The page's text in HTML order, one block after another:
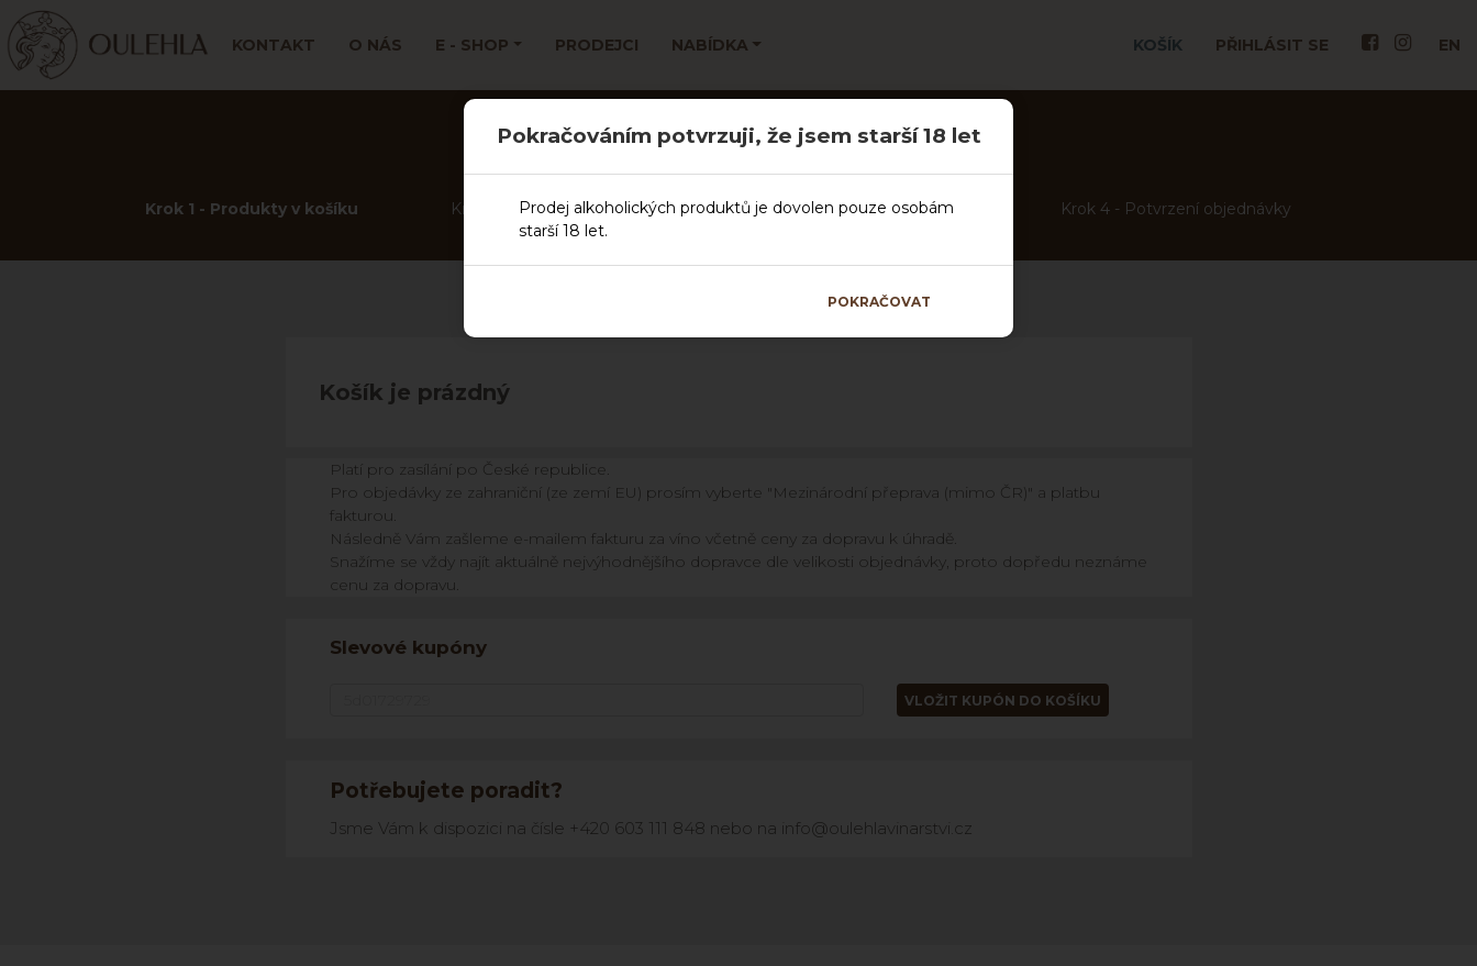
KONTAKT O NÁS E - SHOP PRODEJCI NABÍDKA KOŠÍK PŘIHLÁSIT SE EN
Pokračováním potvrzuji, že jsem starší 18 let
Prodej alkoholických produktů je dovolen pouze osobám
starší 18 let.
POKRAČOVAT
Košík
Krok 1 - Produkty v košíku Krok 2 - Vyplnění osobních údajů Krok 3 - Způsob platby a doručení Krok 4 - Potvrzení objednávky
Košík je prázdný
Platí pro zasílání po České republice.
Pro objedávky ze zahraniční (ze zemí EU) prosím vyberte "Mezinárodní přeprava (mimo ČR)" a platbu
fakturou.
Následně Vám zašleme e-mailem fakturu za víno včetně ceny za dopravu k úhradě.
Snažíme se vždy najít aktuálně nejvýhodnějšího dopravce dle velikosti objednávky, proto dopředu neznáme
cenu za dopravu.
Slevové kupóny
VLOŽIT KUPÓN DO KOŠÍKU
Potřebujete poradit?
Jsme Vám k dispozici na čísle +420 603 111 848 nebo na info@oulehlavinarstvi.cz